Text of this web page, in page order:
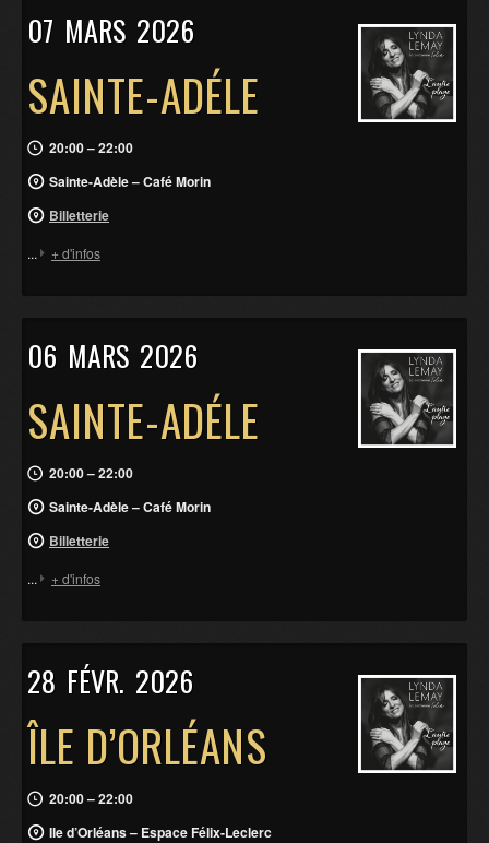
07 MARS 2026
SAINTE-ADÉLE
20:00 – 22:00
Sainte-Adèle – Café Morin
Billetterie
... + d'infos
06 MARS 2026
SAINTE-ADÉLE
20:00 – 22:00
Sainte-Adèle – Café Morin
Billetterie
... + d'infos
28 FÉVR. 2026
ÎLE D’ORLÉANS
20:00 – 22:00
Ile d’Orléans – Espace Félix-Leclerc